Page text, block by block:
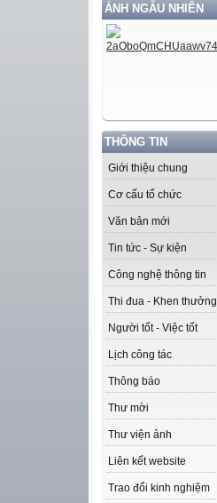
ẢNH NGẪU NHIÊN
THÔNG TIN
Giới thiệu chung
Cơ cấu tổ chức
Văn bản mới
Tin tức - Sự kiện
Công nghệ thông tin
Thi đua - Khen thưởng
Người tốt - Việc tốt
Lịch công tác
Thông báo
Thư mời
Thư viện ảnh
Liên kết website
Trao đổi kinh nghiệm